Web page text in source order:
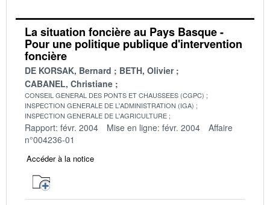
La situation foncière au Pays Basque -
Pour une politique publique d'intervention
foncière
DE KORSAK, Bernard
BETH, Olivier
CABANEL, Christiane
CONSEIL GENERAL DES PONTS ET CHAUSSEES (CGPC)
INSPECTION GENERALE DE L'ADMINISTRATION (IGA)
INSPECTION GENERALE DE L'AGRICULTURE
Rapport: févr. 2004 Mise en ligne: févr. 2004
Affaire
n°004236-01
Accéder à la notice